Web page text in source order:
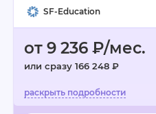
SF-Education
от 9 236 ₽/мес.
или сразу 166 248 ₽